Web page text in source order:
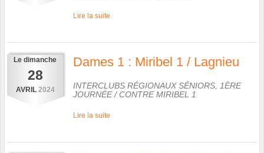
Lire la suite
Le dimanche
28
AVRIL 2024
Dames 1 : Miribel 1 / Lagnieu
INTERCLUBS RÉGIONAUX SÉNIORS, 1ÈRE
JOURNÉE/ CONTREMIRIBEL 1
Lire la suite